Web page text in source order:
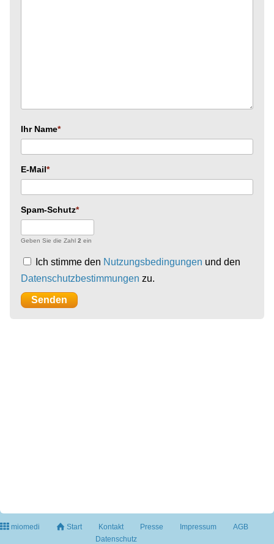
Ihr Name
E-Mail
Spam-Schutz
Geben Sie die Zahl 2 ein
Ich stimme den Nutzungsbedingungen und den
Datenschutzbestimmungen zu.
miomedi Start Kontakt Presse Impressum
AGB
Datenschutz